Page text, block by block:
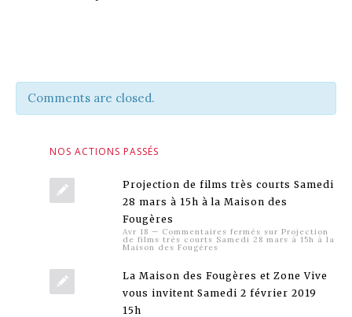
Comments are closed.
NOS ACTIONS PASSÉS
Projection de films très courts Samedi
28 mars à 15h à la Maison des
Fougères
Avr 18 — Commentaires fermés sur Projection
de films très courts Samedi 28 mars à 15h à la
Maison des Fougères
La Maison des Fougères et Zone Vive
vous invitent Samedi 2 février 2019
15h